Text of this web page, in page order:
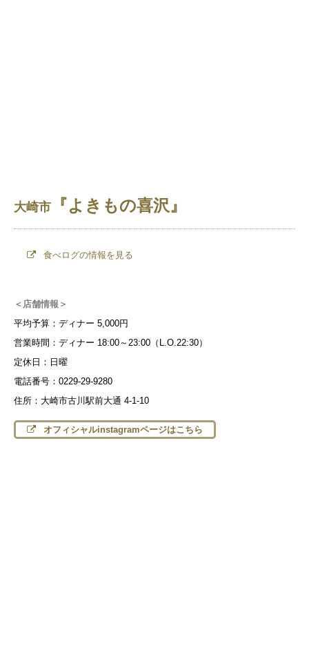
大崎市 『よきもの喜沢』
食べログの情報を見る
＜店舗情報＞
平均予算：ディナー 5,000円
営業時間：ディナー 18:00～23:00（L.O.22:30）
定休日：日曜
電話番号：0229-29-9280
住所：大崎市古川駅前大通 4-1-10
オフィシャルinstagramページはこちら